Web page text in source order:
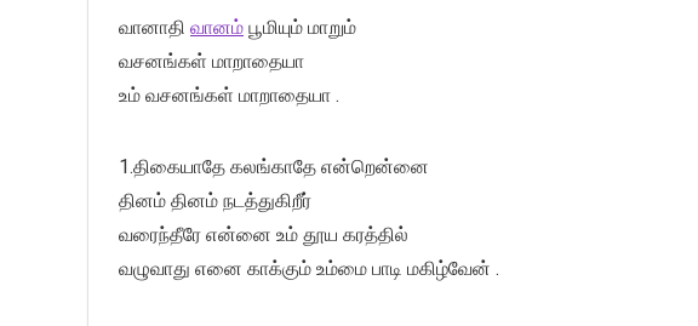
வானாதி வானம் பூமியும் மாறும்
வசனங்கள் மாறாதையா
உம் வசனங்கள் மாறாதையா .
1.திகையாதே கலங்காதே என்றென்னை
தினம் தினம் நடத்துகிறீர்
வரைந்தீரே என்னை உம் தூய கரத்தில்
வழுவாது எனை காக்கும் உம்மை பாடி மகிழ்வேன் .